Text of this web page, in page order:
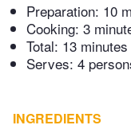
Preparation: 10
Cooking: 3
Total: 13 minutes
Serves: 4
INGREDIENTS